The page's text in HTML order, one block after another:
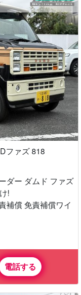
ファズ 818
ダー ダムド ファズ
!
補償 免責補償ワイ
電話する